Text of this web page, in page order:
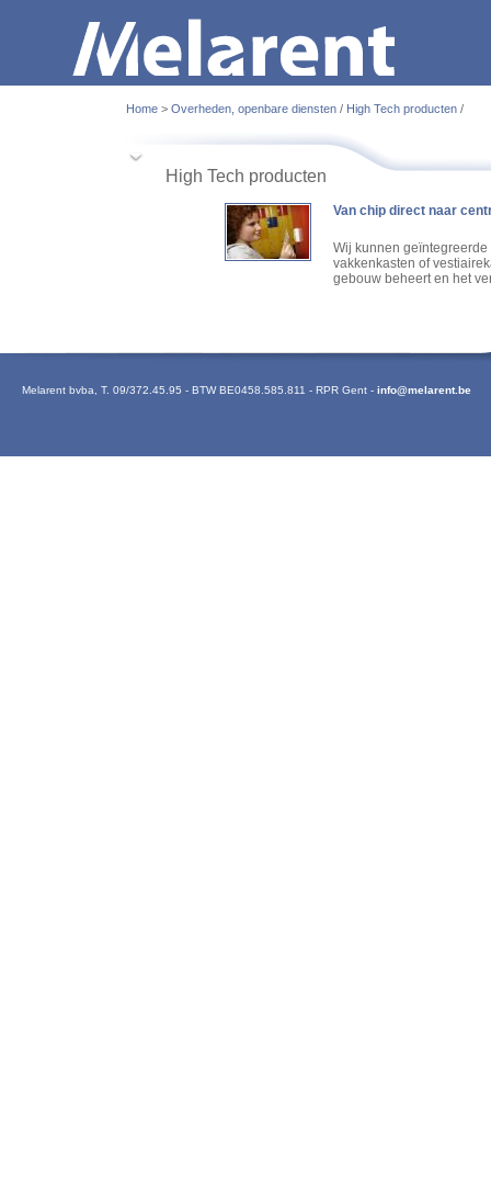
Home > Overheden, openbare diensten / High Tech producten /
High Tech producten
Van chip direct naar
Wij kunnen
vakkenkasten of
gebouw beheert en het
Melarent bvba T. 09/372.45.95 - BTW BE0458.585.811 - RPR Gent - info@melarent.be